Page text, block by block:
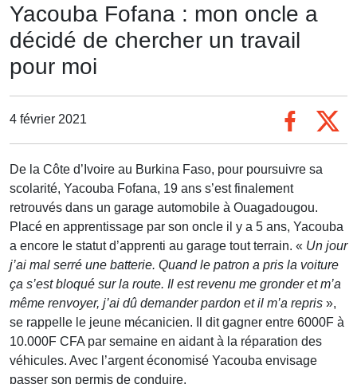
Yacouba Fofana : mon oncle a
décidé de chercher un travail
pour moi
4 février 2021
De la Côte d’Ivoire au Burkina Faso, pour poursuivre sa
scolarité, Yacouba Fofana, 19 ans s’est finalement
retrouvés dans un garage automobile à Ouagadougou.
Placé en apprentissage par son oncle il y a 5 ans, Yacouba
a encore le statut d’apprenti au garage tout terrain. « Un jour
j’ai mal serré une batterie. Quand le patron a pris la voiture
ça s’est bloqué sur la route. Il est revenu me gronder et m’a
même renvoyer, j’ai dû demander pardon et il m’a repris »,
se rappelle le jeune mécanicien. Il dit gagner entre 6000F à
10.000F CFA par semaine en aidant à la réparation des
véhicules. Avec l’argent économisé Yacouba envisage
passer son permis de conduire.